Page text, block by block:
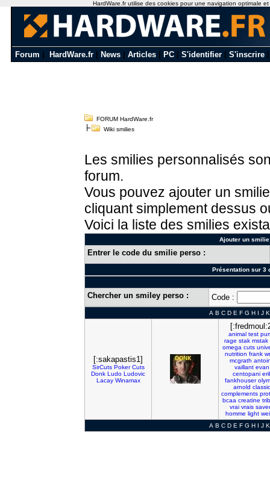
Forum HardWare.fr News Articles PC S'identifier S'inscrire
FORUM HardWare.fr
Wiki smilies
Les smilies personnalisés
forum.
Vous pouvez ajouter un
cliquant simplement dessus
Voici la liste des smilies
Ajouter un
Entrer le code du smilie perso :
Présentation sur 3
Chercher un smiley perso : Code :
A B C D E F G H I J K
[:sakapastis1]
SirCuts Poker Cuts
Donk Ludo Ludovic
Lacay Winamax
animal test
rage stak mstak
omega cuts
nutrition frank
mcgrath
vaillant evan
centopani
fankhouser
arnold classic
complements
bcaa creatine
vrai vrais
homme light
A B C D E F G H I J K
HardWare.fr utilise des cookies pour une navigation optimale